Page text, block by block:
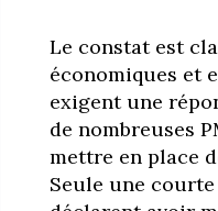
Le constat est
économiques et
exigent une
de nombreuses
mettre en place
Seule une